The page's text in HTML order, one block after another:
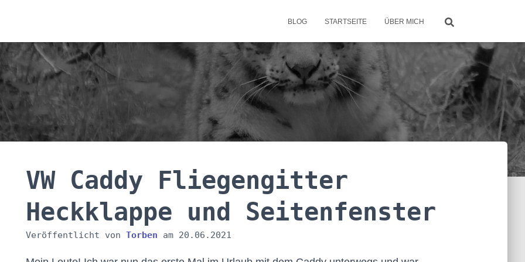
BLOG STARTSEITE ÜBER MICH
VW Caddy Fliegengitter
Heckklappe und Seitenfenster
Veröffentlicht von Torben am 20.06.2021